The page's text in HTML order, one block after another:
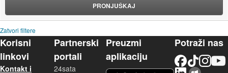
PRONJUŠKAJ
Zatvori filtere
Korisni
linkovi
Kontakt i
Partnerski
portali
24sata
Preuzmi
aplikaciju
Potraži nas